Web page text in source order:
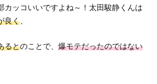
カッコいいですよね～！太田駿静くんは
良く
るとのことで、爆モテだったのではない